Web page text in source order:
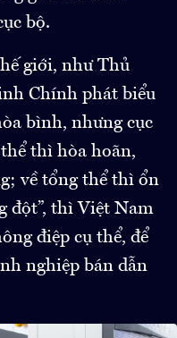
bộ.
giới, như Thủ
Chính phát biểu
bình, nhưng cục
thì hòa hoãn,
về tổng thể thì ổn
đột”, thì Việt Nam
điệp cụ thể, để
nghiệp bán dẫn